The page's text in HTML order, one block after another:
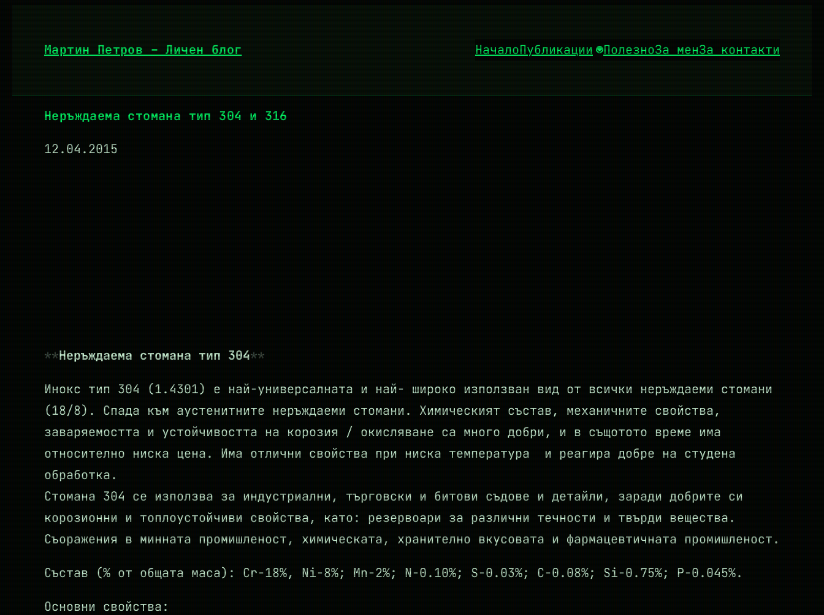
съдържанието
Мартин Петров – Личен блог НачалоПубликации ПолезноЗа менЗа контакти
Неръждаема стомана тип 304 и 316
12.04.2015
Неръждаема стомана тип 304
Инокс тип 304 (1.4301) е най-универсалната и най- широко използван вид от всички неръждаеми стомани
(18/8). Спада към аустенитните неръждаеми стомани. Химическият състав, механичните свойства,
заваряемостта и устойчивостта на корозия / окисляване са много добри, и в същотото време има
относително ниска цена. Има отлични свойства при ниска температура и реагира добре на студена
обработка.
Стомана 304 се използва за индустриални, търговски и битови съдове и детайли, заради добрите си
корозионни и топлоустойчиви свойства, като: резервоари за различни течности и твърди вещества.
Съоражения в минната промишленост, химическата, хранително вкусовата и фармацевтичната промишленост.
Състав (% от общата маса): Cr-18%, Ni-8%; Mn-2%; N-0.10%; S-0.03%; C-0.08%; Si-0.75%; P-0.045%.
Основни свойства: